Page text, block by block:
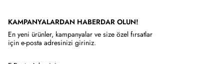
KAMPANYALARDAN HABERDAR OLUN!
En yeni ürünler, kampanyalar ve size özel fırsatlar
için e-posta adresinizi giriniz.